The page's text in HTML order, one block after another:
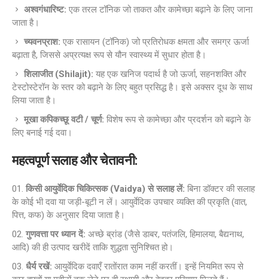
अश्वगंधारिष्ट: एक तरल टॉनिक जो ताकत और कामेच्छा बढ़ाने के लिए जाना
जाता है।
च्यवनप्राश: एक रासायन (टॉनिक) जो प्रतिरोधक क्षमता और समग्र ऊर्जा
बढ़ाता है, जिससे अप्रत्यक्ष रूप से यौन स्वास्थ्य में सुधार होता है।
शिलाजीत (Shilajit): यह एक खनिज पदार्थ है जो ऊर्जा, सहनशक्ति और
टेस्टोस्टेरॉन के स्तर को बढ़ाने के लिए बहुत प्रसिद्ध है। इसे अक्सर दूध के साथ
लिया जाता है।
मूखा कपिकच्छू वटी / चूर्ण: विशेष रूप से कामेच्छा और प्रदर्शन को बढ़ाने के
लिए बनाई गई दवा।
महत्वपूर्ण सलाह और चेतावनी:
किसी आयुर्वेदिक चिकित्सक (Vaidya) से सलाह लें: बिना डॉक्टर की सलाह
के कोई भी दवा या जड़ी-बूटी न लें। आयुर्वेदिक उपचार व्यक्ति की प्रकृति (वात,
पित्त, कफ) के अनुसार दिया जाता है।
गुणवत्ता पर ध्यान दें: अच्छे ब्रांड (जैसे डाबर, पतंजलि, हिमालया, बैद्यनाथ,
आदि) की ही उत्पाद खरीदें ताकि शुद्धता सुनिश्चित हो।
धैर्य रखें: आयुर्वेदिक दवाएँ रातोंरात काम नहीं करतीं। इन्हें नियमित रूप से